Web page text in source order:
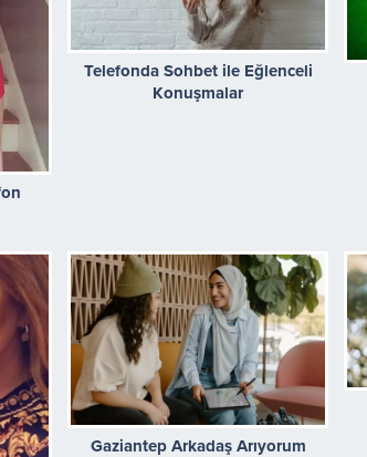
Telefonda Sohbet ile Eğlenceli
Konuşmalar
Gaziantep Arkadaş Arıyorum